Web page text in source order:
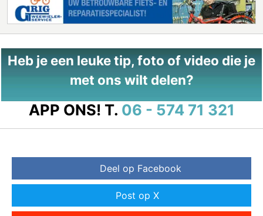
Heb je een leuke tip, foto of video die je
met ons wilt delen?
APP ONS! T. 06 - 574 71 321
Deel op Facebook
Post op X